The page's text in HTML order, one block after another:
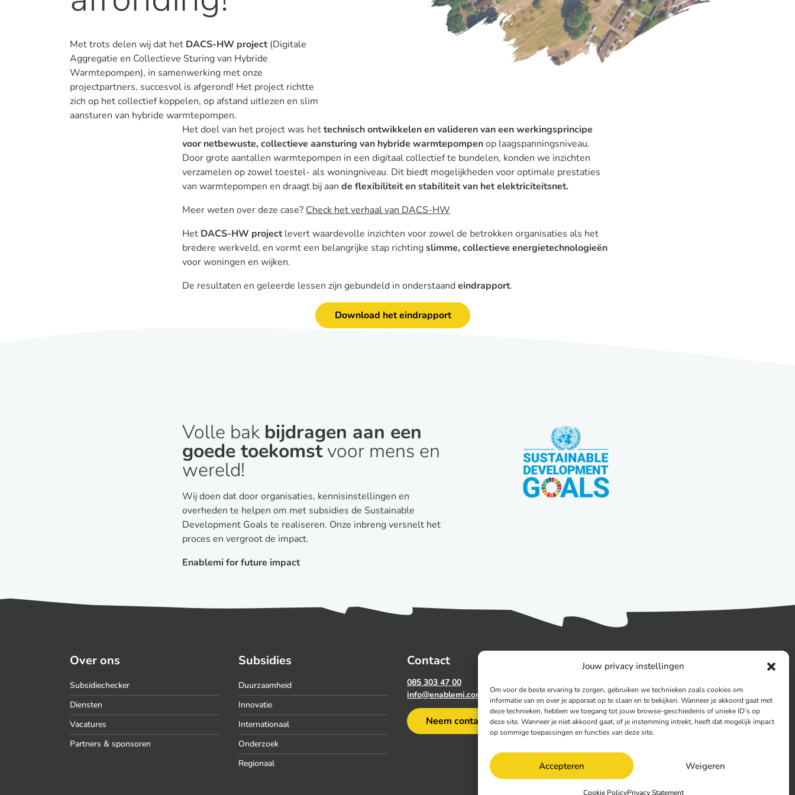
Jouw privacy instellingen
Om voor de beste ervaring te zorgen, gebruiken we technieken zoals cookies om
informatie van en over je apparaat op te slaan en te bekijken. Wanneer je akkoord gaat met
deze technieken, hebben we toegang tot jouw browse-geschiedenis of unieke ID's op
deze site. Wanneer je niet akkoord gaat, of je instemming intrekt, heeft dat mogelijk impact
op sommige toepassingen en functies van deze site.
Accepteren Weigeren
Cookie PolicyPrivacy Statement
Met trots delen wij dat het DACS-HW project(Digitale
Aggregatie en Collectieve Sturing van Hybride
Warmtepompen), in samenwerking met onze
projectpartners, succesvol is afgerond! Het project richtte
zich op het collectief koppelen, op afstand uitlezen en slim
aansturen van hybride warmtepompen.
Het doel van het project was hettechnisch ontwikkelen en valideren van een werkingsprincipe
voor netbewuste, collectieve aansturing van hybride warmtepompenop laagspanningsniveau.
Door grote aantallen warmtepompen in een digitaal collectief te bundelen, konden we inzichten
verzamelen op zowel toestel- als woningniveau. Dit biedt mogelijkheden voor optimale prestaties
van warmtepompen en draagt bij aan de flexibiliteit en stabiliteit van het elektriciteitsnet.
Meer weten over deze case? Check het verhaal van DACS-HW
Het DACS-HW projectlevert waardevolle inzichten voor zowel de betrokken organisaties als het
bredere werkveld, en vormt een belangrijke stap richtingslimme, collectieve energietechnologieën
voor woningen en wijken.
De resultaten en geleerde lessen zijn gebundeld in onderstaand eindrapport.
Download het eindrapport
Volle bak bijdragen aan een
goede toekomstvoor mens en
wereld!
Wij doen dat door organisaties, kennisinstellingen en
overheden te helpen om met subsidies de Sustainable
Development Goals te realiseren. Onze inbreng versnelt het
proces en vergroot de impact.
Enablemi for future impact
Over ons
Subsidiechecker
Diensten
Vacatures
Partners & sponsoren
Subsidies
Duurzaamheid
Innovatie
Internationaal
Onderzoek
Regionaal
Contact
085 303 47 00
info@enablemi.com
Neem contact op
Enablemi
Zernikepark 12
9747 AN Groningen
Eindhoven
5612 AX Eindhoven